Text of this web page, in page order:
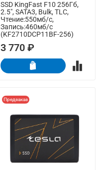
SSD KingFast F10 256Гб,
2.5", SATA3, Bulk, TLC,
Чтение:550мб/с,
Запись:460мб/с
(KF2710DCP11BF-256)
3 770 ₽
Предзаказ